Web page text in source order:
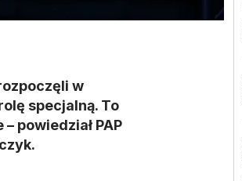
w
specjalną. To
powiedział PAP